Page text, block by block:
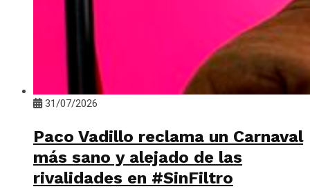
31/07/2026
Paco Vadillo reclama un Carnaval
más sano y alejado de las
rivalidades en #SinFiltro